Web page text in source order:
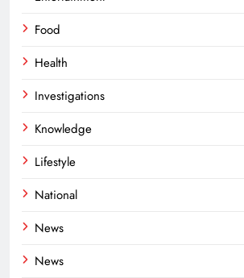
Food
Health
Investigations
Knowledge
Lifestyle
National
News
News